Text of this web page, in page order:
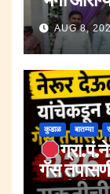
AUG 8,
कुडाळ बातम्या
गॅस
सक्तीची